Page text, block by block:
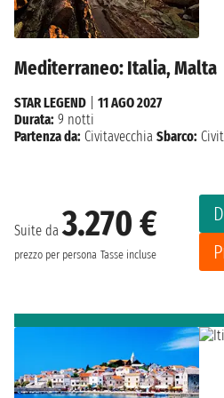
Mediterraneo: Italia, Malta
Suite da3.270 €
prezzo per persona Tasse incluse
STAR LEGEND
11 AGO 2027
Durata: 9 notti
Partenza da: Civitavecchia Sbarco: